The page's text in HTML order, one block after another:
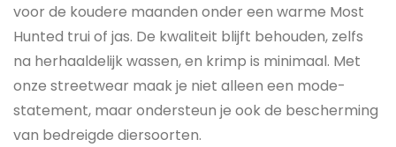
voor de koudere maanden onder een warme Most
Hunted trui of jas. De kwaliteit blijft behouden, zelfs
na herhaaldelijk wassen, en krimp is minimaal. Met
onze streetwear maak je niet alleen een mode-
statement, maar ondersteun je ook de bescherming
van bedreigde diersoorten.